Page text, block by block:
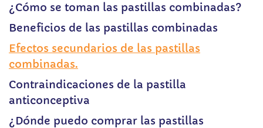
¿Cómo se toman las pastillas combinadas?
Beneficios de las pastillas combinadas
Efectos secundarios de las pastillas
combinadas.
Contraindicaciones de la pastilla
anticonceptiva
¿Dónde puedo comprar las pastillas